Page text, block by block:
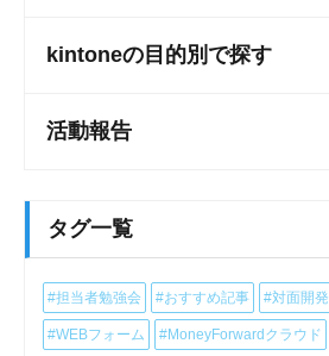
kintoneの目的別で探す
活動報告
タグ一覧
#担当者勉強会 #おすすめ記事 #対面開発
#WEBフォーム #MoneyForwardクラウド